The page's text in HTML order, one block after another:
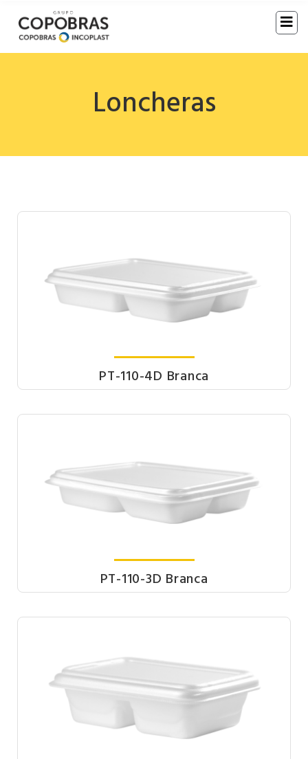
Loncheras
PT-110-4D Branca
PT-110-3D Branca